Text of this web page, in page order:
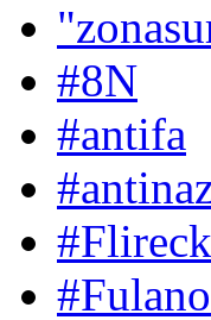
#8N
#antifa
#Flireck